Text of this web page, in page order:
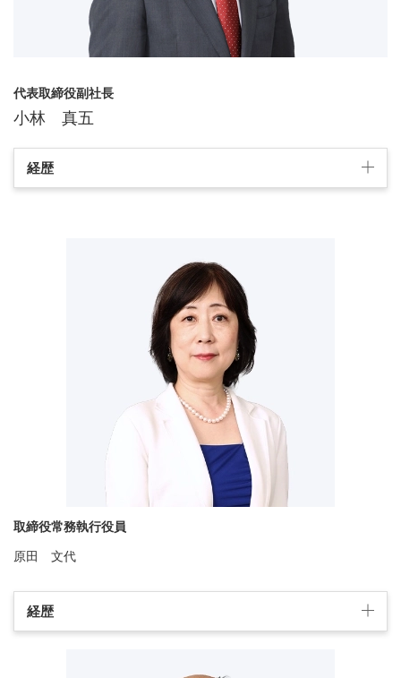
代表取締役副社長
小林 真五
経歴
取締役常務執行役員
原田 文代
経歴